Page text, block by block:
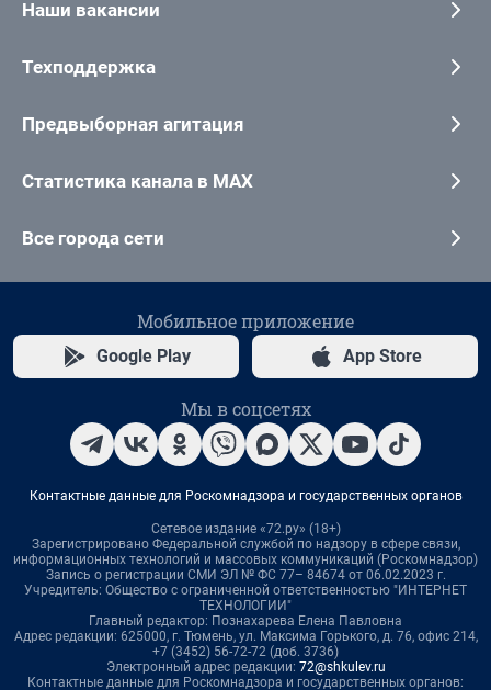
Наши вакансии
Техподдержка
Предвыборная агитация
Статистика канала в MAX
Все города сети
Мобильное приложение
Google Play App Store
Мы в соцсетях
Контактные данные для Роскомнадзора и государственных органов
Сетевое издание «72.ру» (18+)
Зарегистрировано Федеральной службой по надзору в сфере связи,
информационных технологий и массовых коммуникаций (Роскомнадзор)
Запись о регистрации СМИ ЭЛ № ФС 77– 84674 от 06.02.2023 г.
Учредитель: Общество с ограниченной ответственностью "ИНТЕРНЕТ
ТЕХНОЛОГИИ"
Главный редактор: Познахарева Елена Павловна
Адрес редакции: 625000, г. Тюмень, ул. Максима Горького, д. 76, офис 214,
+7 (3452) 56-72-72 (доб. 3736)
Электронный адрес редакции: 72@shkulev.ru
Контактные данные для Роскомнадзора и государственных органов: